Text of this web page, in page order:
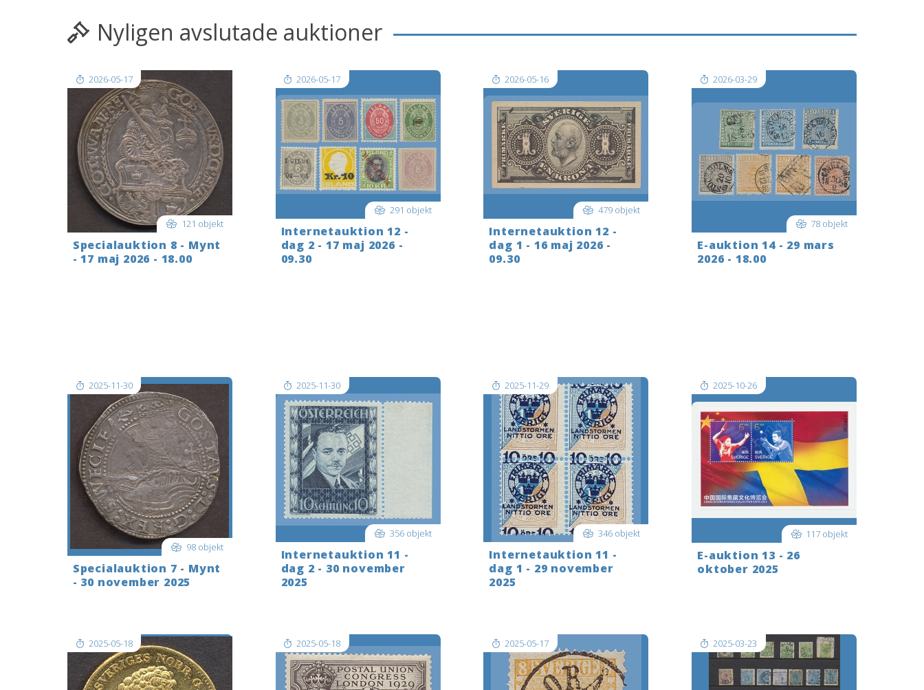
Nyligen avslutade auktioner
2026-05-17
121 objekt
Specialauktion 8 - Mynt
- 17 maj 2026 - 18.00
2026-05-17
291 objekt
Internetauktion 12 -
dag 2 - 17 maj 2026 -
09.30
2026-05-16
479 objekt
Internetauktion 12 -
dag 1 - 16 maj 2026 -
09.30
2026-03-29
78 objekt
E-auktion 14 - 29 mars
2026 - 18.00
2025-11-30
98 objekt
Specialauktion 7 - Mynt
- 30 november 2025
2025-11-30
356 objekt
Internetauktion 11 -
dag 2 - 30 november
2025
2025-11-29
346 objekt
Internetauktion 11 -
dag 1 - 29 november
2025
2025-10-26
117 objekt
E-auktion 13 - 26
oktober 2025
2025-05-18 2025-05-18 2025-05-17 2025-03-23